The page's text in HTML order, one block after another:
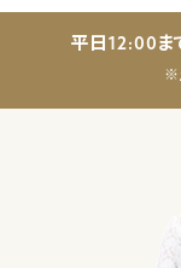
平日12:00ま
※